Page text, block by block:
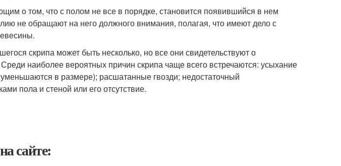
о том, что с полом не все в порядке, становится появившийся в нем
не обращают на него должного внимания, полагая, что имеют дело с
скрипа может быть несколько, но все они свидетельствуют о
наиболее вероятных причин скрипа чаще всего встречаются: усыхание
в размере); расшатанные гвозди; недостаточный
пола и стеной или его отсутствие.
сайте: